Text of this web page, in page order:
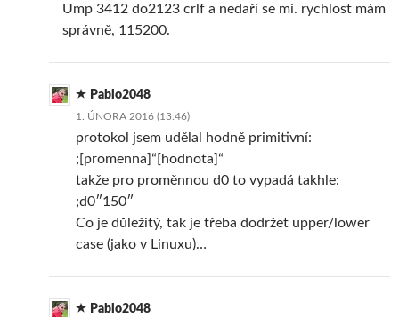
Ump 3412 do2123 crlf a nedaří se mi. rychlost mám
správně, 115200.
Pablo2048
1. ÚNORA 2016 (13:46)
protokol jsem udělal hodně primitivní:
;[promenna]“[hodnota]“
takže pro proměnnou d0 to vypadá takhle:
;d0″150″
Co je důležitý, tak je třeba dodržet upper/lower
case (jako v Linuxu)…
Pablo2048